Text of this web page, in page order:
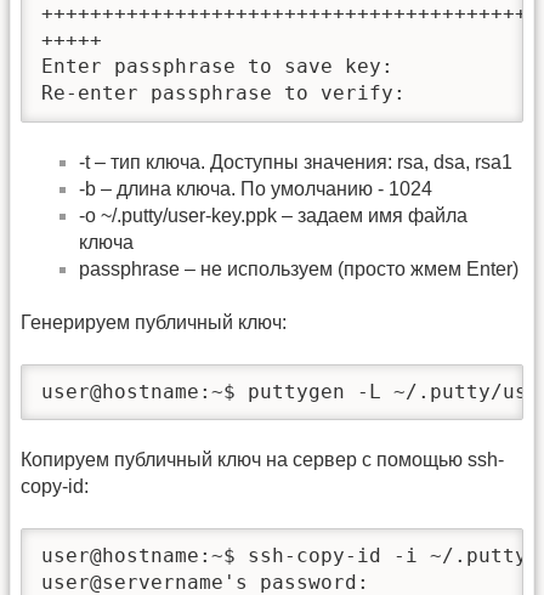
+++++
Enter passphrase to save key:
Re-enter passphrase to verify:
-t – тип ключа. Доступны значения: rsa, dsa, rsa1
-b – длина ключа. По умолчанию - 1024
-o ~/.putty/user-key.ppk – задаем имя файла
ключа
passphrase – не используем (просто жмем Enter)
Генерируем публичный ключ:
user@hostname:~$ puttygen -L ~/.putty/
Копируем публичный ключ на сервер с помощью ssh-
copy-id:
user@hostname:~$ ssh-copy-id -i ~/.putty/
user@servername's password: